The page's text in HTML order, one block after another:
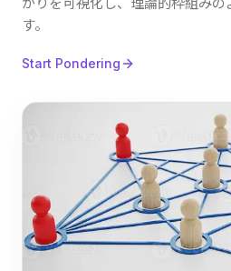
す。
Start Pondering